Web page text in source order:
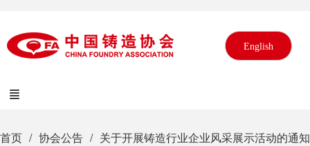
English
首页 协会公告 关于开展铸造行业企业风采展示活动的通知